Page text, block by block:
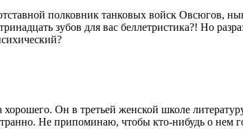
полковник танковых войск Овсюгов,
зубов для вас беллетристика?! Но
Он в третьей женской школе
Не припоминаю, чтобы кто-нибудь о